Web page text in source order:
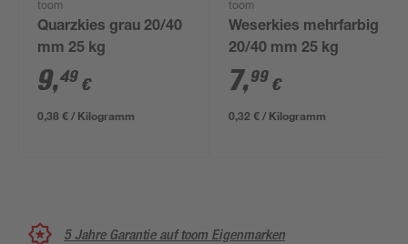
toom
Quarzkies grau 20/40
mm 25 kg
9,49 €
0,38 € / Kilogramm
toom
Weserkies mehrfarbig
20/40 mm 25 kg
7,99 €
0,32 € / Kilogramm
5 Jahre Garantie auf toom Eigenmarken